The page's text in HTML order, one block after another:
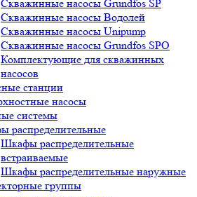
Скважинные насосы Grundfos SP
Скважинные насосы Водолей
Скважинные насосы Unipump
Скважинные насосы Grundfos SPO
Комплектующие для скважинных
насосов
станции
насосы
системы
распределительные
Шкафы распределительные
встраиваемые
Шкафы распределительные наружные
группы